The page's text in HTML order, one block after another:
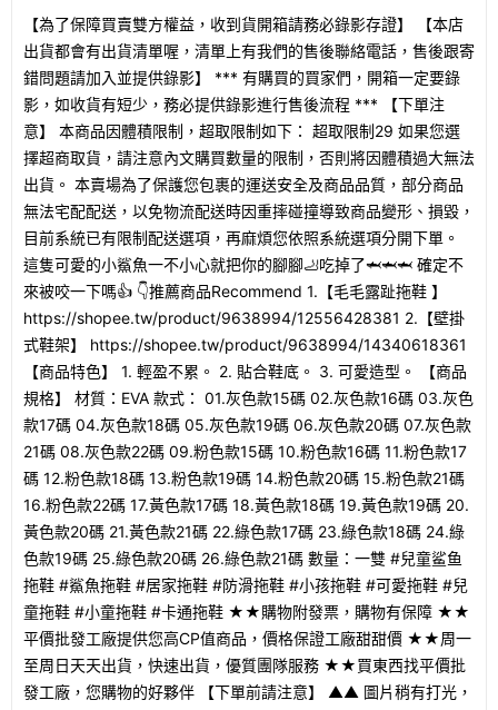
【為了保障買賣雙方權益，收到貨開箱請務必錄影存證】 【本店
出貨都會有出貨清單喔，清單上有我們的售後聯絡電話，售後跟寄
錯問題請加入並提供錄影】 *** 有購買的買家們，開箱一定要錄
影，如收貨有短少，務必提供錄影進行售後流程 *** 【下單注
意】 本商品因體積限制，超取限制如下： 超取限制29 如果您選
擇超商取貨，請注意內文購買數量的限制，否則將因體積過大無法
出貨。 本賣場為了保護您包裹的運送安全及商品品質，部分商品
無法宅配配送，以免物流配送時因重摔碰撞導致商品變形、損毀，
目前系統已有限制配送選項，再麻煩您依照系統選項分開下單。
這隻可愛的小鯊魚一不小心就把你的腳腳🦶吃掉了🦈🦈🦈 確定不
來被咬一下嗎👍 👇推薦商品Recommend 1.【毛毛露趾拖鞋 】
https://shopee.tw/product/9638994/12556428381 2.【壁掛
式鞋架】 https://shopee.tw/product/9638994/14340618361
【商品特色】 1. 輕盈不累。 2. 貼合鞋底。 3. 可愛造型。 【商品
規格】 材質：EVA 款式： 01.灰色款15碼 02.灰色款16碼 03.灰色
款17碼 04.灰色款18碼 05.灰色款19碼 06.灰色款20碼 07.灰色款
21碼 08.灰色款22碼 09.粉色款15碼 10.粉色款16碼 11.粉色款17
碼 12.粉色款18碼 13.粉色款19碼 14.粉色款20碼 15.粉色款21碼
16.粉色款22碼 17.黃色款17碼 18.黃色款18碼 19.黃色款19碼 20.
黃色款20碼 21.黃色款21碼 22.綠色款17碼 23.綠色款18碼 24.綠
色款19碼 25.綠色款20碼 26.綠色款21碼 數量：一雙 #兒童鲨鱼
拖鞋 #鯊魚拖鞋 #居家拖鞋 #防滑拖鞋 #小孩拖鞋 #可愛拖鞋 #兒
童拖鞋 #小童拖鞋 #卡通拖鞋 ★★購物附發票，購物有保障 ★★
平價批發工廠提供您高CP值商品，價格保證工廠甜甜價 ★★周一
至周日天天出貨，快速出貨，優質團隊服務 ★★買東西找平價批
發工廠，您購物的好夥伴 【下單前請注意】 ▲▲ 圖片稍有打光，